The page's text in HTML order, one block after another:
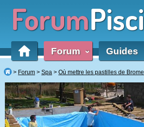
Forum
Forum ‹ Guides
Forum Spa Où mettre les pastilles de